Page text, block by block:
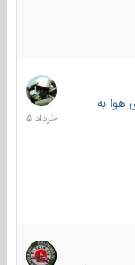
به سطح
30
خرداد
1405
7